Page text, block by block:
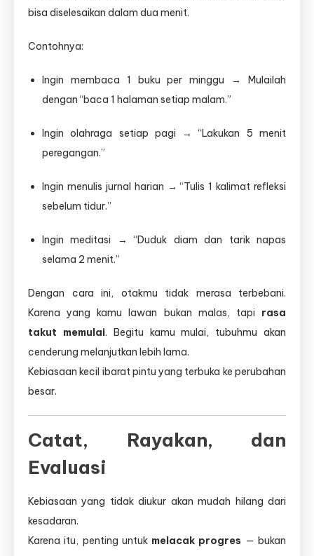
bisa diselesaikan dalam dua menit.
Contohnya:
Ingin membaca 1 buku per minggu → Mulailah
dengan “baca 1 halaman setiap malam.”
Ingin olahraga setiap pagi → “Lakukan 5 menit
peregangan.”
Ingin menulis jurnal harian → “Tulis 1 kalimat refleksi
sebelum tidur.”
Ingin meditasi → “Duduk diam dan tarik napas
selama 2 menit.”
Dengan cara ini, otakmu tidak merasa terbebani.
Karena yang kamu lawan bukan malas, tapi rasa
takut memulai. Begitu kamu mulai, tubuhmu akan
cenderung melanjutkan lebih lama.
Kebiasaan kecil ibarat pintu yang terbuka ke perubahan
besar.
Catat, Rayakan, dan
Evaluasi
Kebiasaan yang tidak diukur akan mudah hilang dari
kesadaran.
Karena itu, penting untuk melacak progres — bukan